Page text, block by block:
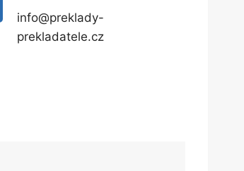
info@preklady-
prekladatele.cz